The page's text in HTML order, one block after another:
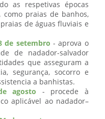
as respetivas épocas
como praias de banhos,
de águas fluviais e
de setembro - aprova o
de nadador-salvador
que asseguram a
segurança, socorro e
a banhistas.
agosto - procede à
aplicável ao nadador–